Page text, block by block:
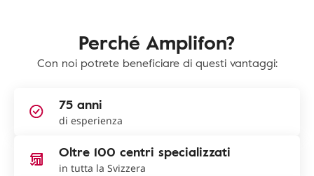
Perché Amplifon?
Con noi potrete beneficiare di questi vantaggi:
75 anni
di esperienza
Oltre 100 centri specializzati
in tutta la Svizzera